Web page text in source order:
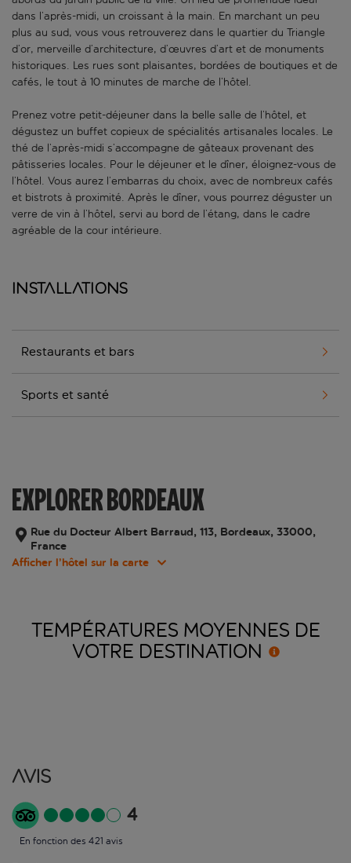
dans l’après-midi, un croissant à la main. En marchant un peu
plus au sud, vous vous retrouverez dans le quartier du Triangle
d’or, merveille d’architecture, d’œuvres d’art et de monuments
historiques. Les rues sont plaisantes, bordées de boutiques et de
cafés, le tout à 10 minutes de marche de l’hôtel.
Prenez votre petit-déjeuner dans la belle salle de l’hôtel, et
dégustez un buffet copieux de spécialités artisanales locales. Le
thé de l’après-midi s’accompagne de gâteaux provenant des
pâtisseries locales. Pour le déjeuner et le dîner, éloignez-vous de
l’hôtel. Vous aurez l’embarras du choix, avec de nombreux cafés
et bistrots à proximité. Après le dîner, vous pourrez déguster un
verre de vin à l’hôtel, servi au bord de l’étang, dans le cadre
agréable de la cour intérieure.
Installations
Restaurants et bars
Sports et santé
EXPLORER BORDEAUX
Rue du Docteur Albert Barraud, 113, Bordeaux, 33000,
France
Afficher l’hôtel sur la carte
TEMPÉRATURES MOYENNES DE
VOTRE DESTINATION
Avis
4
En fonction des 421 avis